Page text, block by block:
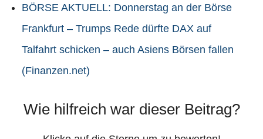
BÖRSE AKTUELL: Donnerstag an der Börse
Frankfurt – Trumps Rede dürfte DAX auf
Talfahrt schicken – auch Asiens Börsen fallen
(Finanzen.net)
Wie hilfreich war dieser Beitrag?